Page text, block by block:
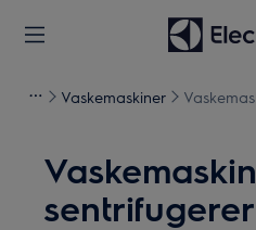
Vaskemaskiner
Vaskemaskin